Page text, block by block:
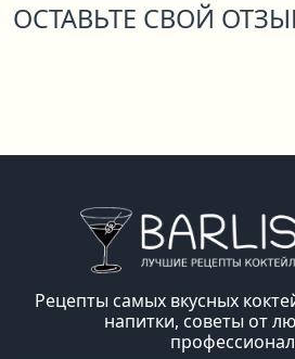
ОСТАВЬТЕ СВОЙ
Рецепты самых вкусных
напитки, советы от